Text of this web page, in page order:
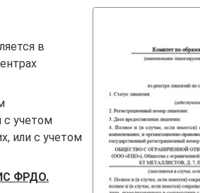
в
с учетом
или с учетом
ФРДО.